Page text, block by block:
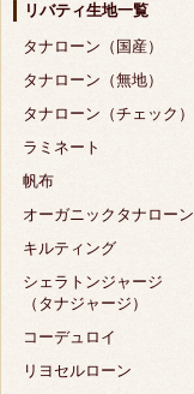
リバティ生地一覧
タナローン（国産）
タナローン（無地）
タナローン（チェック）
ラミネート
帆布
オーガニックタナローン
キルティング
シェラトンジャージ
（タナジャージ）
コーデュロイ
リヨセルローン